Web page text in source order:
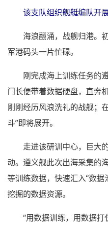
该支队组织舰艇编队开
海浪翻涌，战舰归港。
军港码头一片忙碌。
刚完成海上训练任务的
门长便带着数据硬盘，直奔
刚刚经历风浪洗礼的战舰；
斗”即将展开。
走进该研训中心，巨大
动。遵义舰此次出海采集的
等训练数据，快速汇入“数
挖掘的数据资源。
“用数据训练，用数据